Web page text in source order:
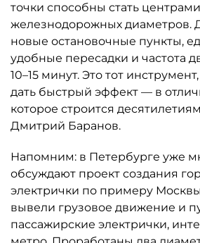
точки способны стать
железнодорожных диаметров.
новые остановочные пункты,
удобные пересадки и частота
10–15 минут. Это тот
дать быстрый эффект — в
которое строится
Дмитрий Баранов.
Напомним: в Петербурге уже
обсуждают проект создания
электрички по примеру
вывели грузовое движение и
пассажирские электрички,